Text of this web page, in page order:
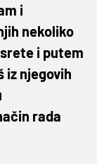
i
nekoliko
i putem
iz njegovih
rada